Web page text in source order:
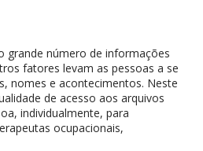
grande número de informações
fatores levam as pessoas a se
nomes e acontecimentos. Neste
de acesso aos arquivos
individualmente, para
ocupacionais,